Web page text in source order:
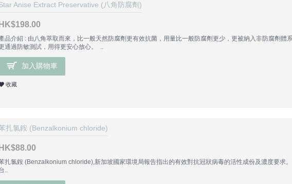
Anise Extract Preservative (八角防腐劑)
品介紹 : 由八角萃取而來，比一般天然防腐劑更有效抗菌，用量比一般防腐劑更少，更被納入非防腐劑體
通過防敏測試，用得更安心放心。 ..
加入購物車
收藏
扎氯銨 (Benzalkonium chloride)
扎氯銨 (Benzalkonium chloride),新加坡國家環境局報告指出的有效對抗冠狀病毒的活性成份及濃度要求
..